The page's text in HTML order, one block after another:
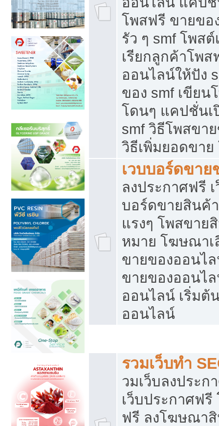
โพสฟรี ขายขอ
รัว ๆ smf โพส
เรียกลูกค้าโพส
ออนไลน์ให้ปัง
ของ smf เขียน
โดนๆ แคปชั่นเ
smf วิธีโพสขา
วิธีเพิ่มยอดขาย
เวบบอร์ดขา
ลงประกาศฟรี
บอร์ดขายสินค้
แรงๆ โพสขาย
หมาย โฆษณาเ
ขายของออนไ
ขายของออนไ
ออนไลน์ เริ่มต้
ออนไลน์
รวมเว็บทำ
วมเว็บลงประก
เว็บประกาศฟ
ฟรี ลงโฆษณา